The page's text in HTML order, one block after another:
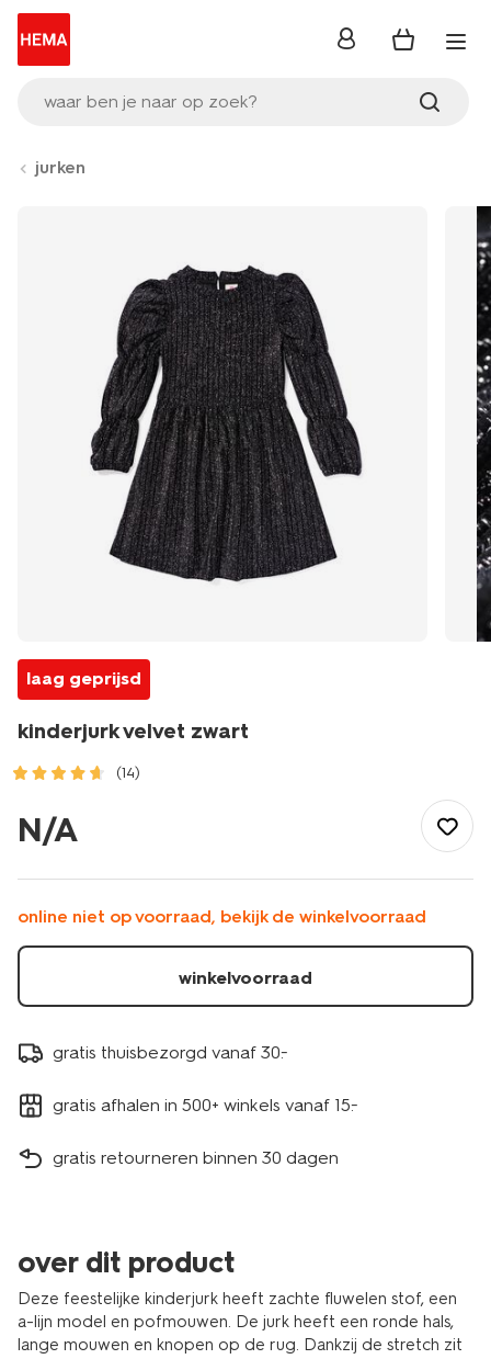
waar ben je naar op zoek?
inloggen
jurken
laag geprijsd
kinderjurk velvet zwart
(14)
velvet-
zwart-
N/A
online niet op voorraad, bekijk de winkelvoorraad
winkelvoorraad
gratis thuisbezorgd vanaf 30.-
gratis afhalen in 500+ winkels vanaf 15.-
gratis retourneren binnen 30 dagen
over dit product
Deze feestelijke kinderjurk heeft zachte fluwelen stof, een
a-lijn model en pofmouwen. De jurk heeft een ronde hals,
lange mouwen en knopen op de rug. Dankzij de stretch zit